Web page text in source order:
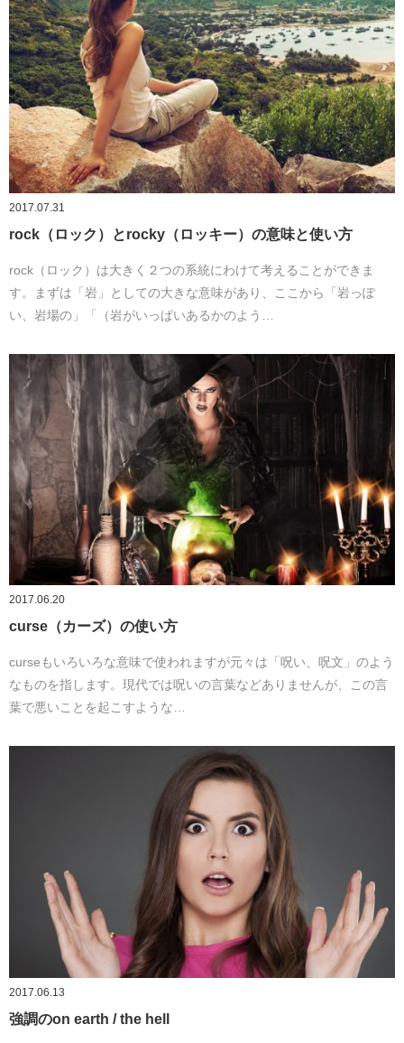
2017.07.31
rock（ロック）とrocky（ロッキー）の意味と使い方
rock（ロック）は大きく２つの系統にわけて考えることができま
す。まずは「岩」としての大きな意味があり、ここから「岩っぽ
い、岩場の」「（岩がいっぱいあるかのよう…
2017.06.20
curse（カーズ）の使い方
curseもいろいろな意味で使われますが元々は「呪い、呪文」のよう
なものを指します。現代では呪いの言葉などありませんが、この言
葉で悪いことを起こすような…
2017.06.13
強調のon earth / the hell